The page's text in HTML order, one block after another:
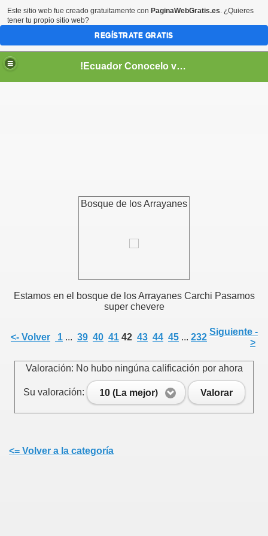
!Ecuador Conocelo vivelo!
Bosque de los Arrayanes
Estamos en el bosque de los Arrayanes Carchi Pasamos
super chevere
<- Volver 1 ... 39 40 41 42 43 44 45 ... 232
Siguiente -
>
Valoración: No hubo ningúna calificación por ahora
Su valoración: 10 (La mejor) Valorar
<= Volver a la categoría
Este sitio web fue creado gratuitamente con PaginaWebGratis.es. ¿Quieres
tener tu propio sitio web?
REGÍSTRATE GRATIS